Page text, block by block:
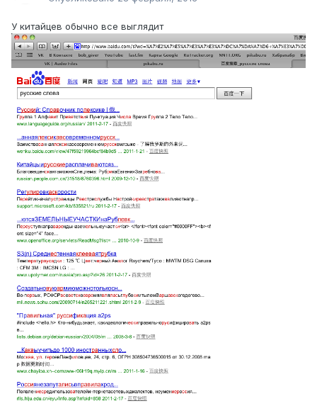
У китайцев обычно все выглядит